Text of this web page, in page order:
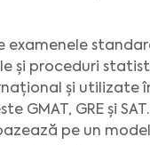
examenele
și proceduri
și utilizate
GMAT, GRE și
pe un model